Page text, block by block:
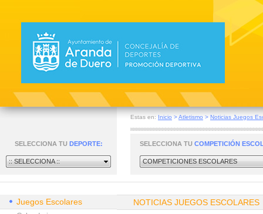
Estas en: Inicio >Atletismo > Noticias Juegos
SELECCIONA TU DEPORTE:
:: SELECCIONA ::
SELECCIONA TU COMPETICIÓN
COMPETICIONES ESCOLARES
Juegos Escolares NOTICIAS JUEGOS ESCOLARES